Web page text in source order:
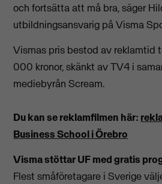
och fortsätta att må bra, säger
utbildningsansvarig på Visma
Vismas pris bestod av reklamtid
000 kronor, skänkt av TV4 i
mediebyrån Scream.
Du kan se reklamfilmen här:
Business School i Örebro
Visma stöttar UF med gratis
Flest småföretagare i Sverige